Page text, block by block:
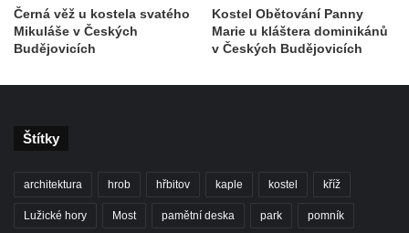
Benešově nad Ploučnicí
Pamětní desky obětem 1. světové války v
nad Ploučnicí
Šumburk nad Desnou v Tanvaldu
Hrob Pavla Patušnika na hřbitově Šumburk
Černá věž u kostela svatého
Mikuláše v Českých
Budějovicích
Kostel Obětování Panny
Marie u kláštera dominikánů
v Českých Budějovicích
Štítky
architektura hrob hřbitov kaple kostel kříž
Lužické hory Most pamětní deska park pomník